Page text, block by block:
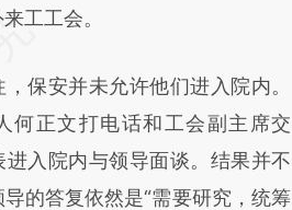
工工会。
安并未允许他们进入院内。
何正文打电话和工会副主席交
进入院内与领导面谈。结果并不
的答复依然是“需要研究，统筹